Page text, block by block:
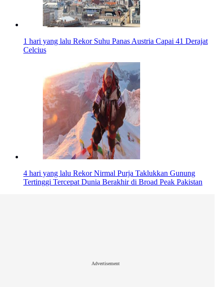
1 hari yang lalu Rekor Suhu Panas Austria Capai 41 Derajat
Celcius
4 hari yang lalu Rekor Nirmal Purja Taklukkan Gunung
Tertinggi Tercepat Dunia Berakhir di Broad Peak Pakistan
Advertisement